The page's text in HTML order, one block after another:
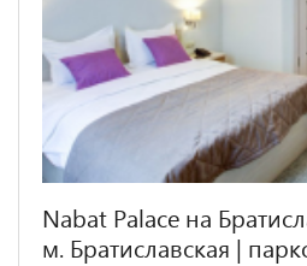
Nabat Palace на
м. Братиславская |